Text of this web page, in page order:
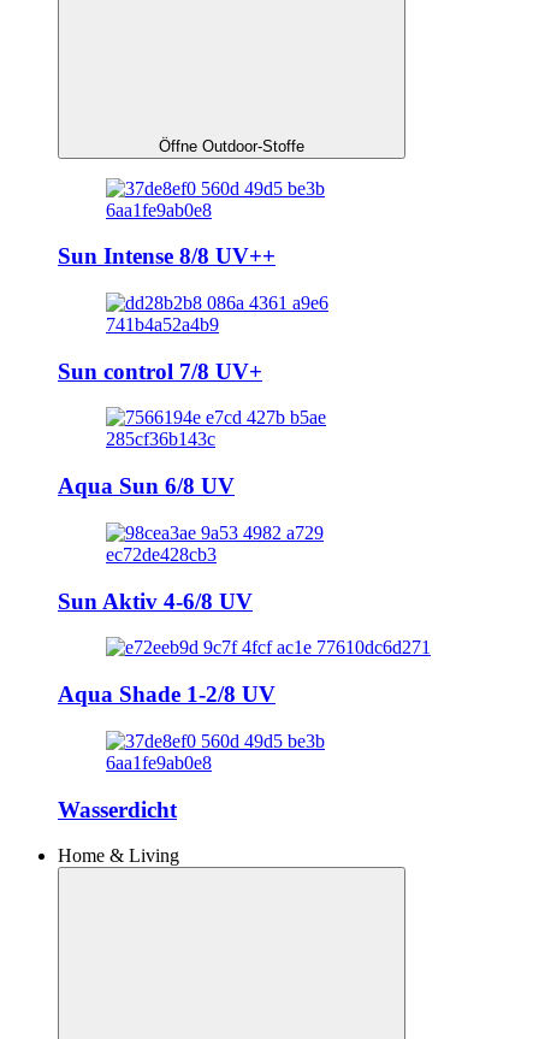
Öffne Outdoor-Stoffe
Sun Intense 8/8 UV++
Sun control 7/8 UV+
Aqua Sun 6/8 UV
Sun Aktiv 4-6/8 UV
Aqua Shade 1-2/8 UV
Wasserdicht
Home & Living